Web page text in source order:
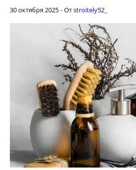
30 октября 2025 - Отstroitely52_